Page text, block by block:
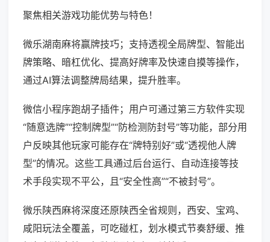
聚焦相关游戏功能优势与特色！
微乐湖南麻将赢牌技巧；支持透视全局牌型、智能出
牌策略、暗杠优化、提高好牌率及快速自摸等操作，
通过AI算法调整牌局结果，提升胜率。
微信小程序跑胡子插件；用户可通过第三方软件实现
“随意选牌”“控制牌型”“防检测防封号”等功能，部分用
户反映其他玩家可能存在“牌特别好”或“透视他人牌
型”的情况。这些工具通过后台运行、自动连接等技
术手段实现不平公，且“安全性高”“不被封号”。
微乐陕西麻将深度还原陕西全省规则，西安、宝鸡、
咸阳玩法全覆盖，可吃碰杠，划水模式节奏舒缓、推